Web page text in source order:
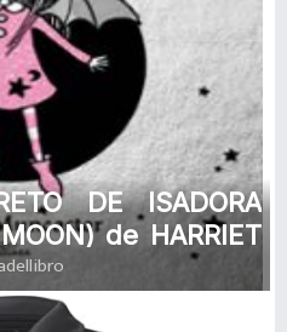
DE ISADORA
de HARRIET